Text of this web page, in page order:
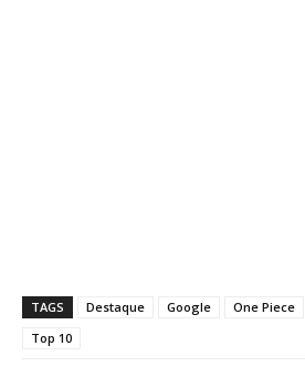
TAGS Destaque Google One Piece
Top 10